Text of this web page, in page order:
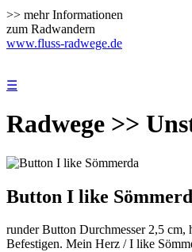
>> mehr Informationen
zum Radwandern
www.fluss-radwege.de
☰
Radwege >>
Button I like
runder Button Durchmesser 2,5 cm,
Befestigen. Mein Herz / I like